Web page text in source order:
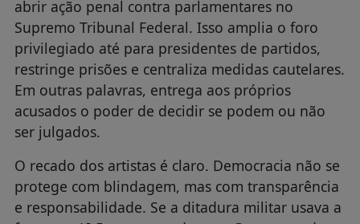
abrir ação penal contra parlamentares no
Supremo Tribunal Federal. Isso amplia o foro
privilegiado até para presidentes de partidos,
restringe prisões e centraliza medidas cautelares.
Em outras palavras, entrega aos próprios
acusados o poder de decidir se podem ou não
ser julgados.
O recado dos artistas é claro. Democracia não se
protege com blindagem, mas com transparência
e responsabilidade. Se a ditadura militar usava a